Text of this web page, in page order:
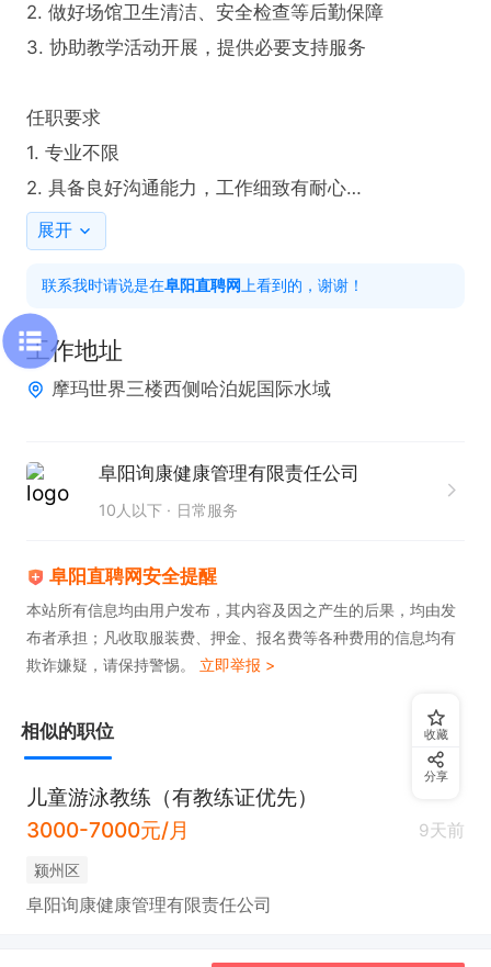
2. 做好场馆卫生清洁、安全检查等后勤保障
3. 协助教学活动开展，提供必要支持服务
任职要求
1. 专业不限
2. 具备良好沟通能力，工作细致有耐心
一店：摩玛世界
欢迎投递简历或电话联系，来电时请说是在阜阳直聘
上看到的。
展开
联系我时请说是在阜阳直聘网 上看到的，谢谢！
工作地址
摩玛世界三楼西侧哈泊妮国际水域
阜阳询康健康管理有限责任公司
10人以下 日常服务
阜阳直聘网安全提醒
本站所有信息均由用户发布，其内容及因之产生的后果，均由发
布者承担；凡收取服装费、押金、报名费等各种费用的信息均有
欺诈嫌疑，请保持警惕。 立即举报 >
相似的职位
儿童游泳教练（有教练证优先）
3000-7000元/月
9天前
颍州区
阜阳询康健康管理有限责任公司
收藏
分享